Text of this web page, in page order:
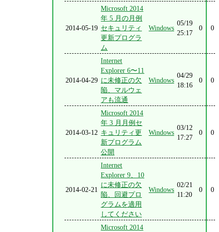
2014-05-19
Microsoft 2014
年 5 月の月例
セキュリティ
更新プログラ
ム
Windows
05/19
25:17
0 0
2014-04-29
Internet
Explorer 6〜11
に未修正の欠
陥、マルウェ
アも流通
Windows
04/29
18:16
0 0
2014-03-12
Microsoft 2014
年 3 月月例セ
キュリティ更
新プログラム
公開
Windows
03/12
17:27
0 0
2014-02-21
Internet
Explorer 9、10
に未修正の欠
陥、回避プロ
グラムを適用
してください
Windows
02/21
11:20
0 0
Microsoft 2014